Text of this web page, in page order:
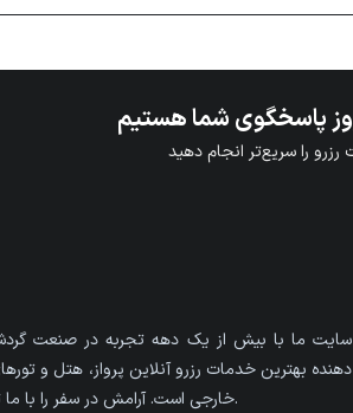
سایت ما با بیش از یک دهه تجربه در صنعت
دهنده بهترین خدمات رزرو آنلاین پرواز، هتل و
خارجی است. آرامش در سفر را با ما تجربه کنید.